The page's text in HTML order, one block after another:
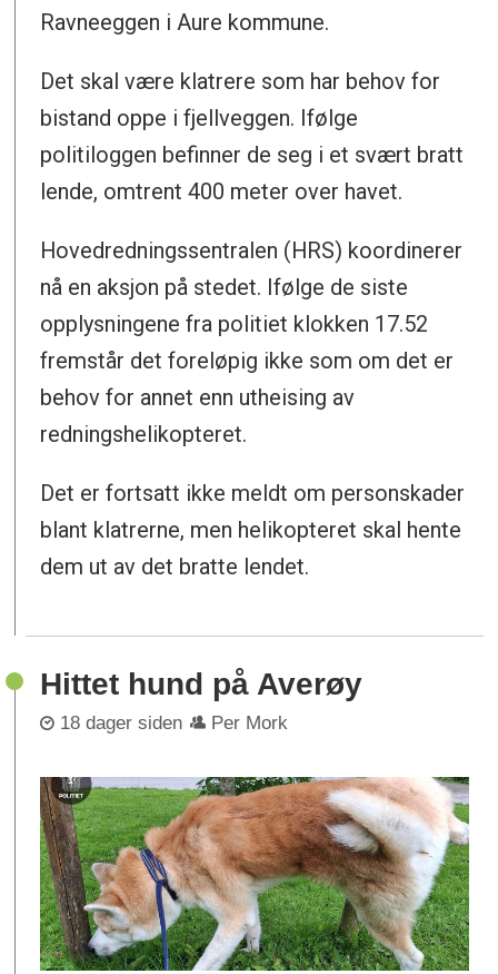
Ravneeggen i Aure kommune.
Det skal være klatrere som har behov for
bistand oppe i fjellveggen. Ifølge
politiloggen befinner de seg i et svært bratt
lende, omtrent 400 meter over havet.
Hovedredningssentralen (HRS) koordinerer
nå en aksjon på stedet. Ifølge de siste
opplysningene fra politiet klokken 17.52
fremstår det foreløpig ikke som om det er
behov for annet enn utheising av
redningshelikopteret.
Det er fortsatt ikke meldt om personskader
blant klatrerne, men helikopteret skal hente
dem ut av det bratte lendet.
Hittet hund på Averøy
18 dager siden Per Mork